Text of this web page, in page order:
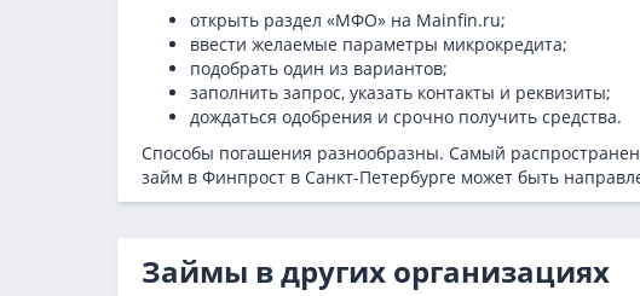
открыть раздел «МФО» на Mainfin.ru;
ввести желаемые параметры микрокредита;
подобрать один из вариантов;
заполнить запрос, указать контакты и реквизиты;
дождаться одобрения и срочно получить средства.
Способы погашения разнообразны. Самый
займ в Финпрост в Санкт-Петербурге может быть
Займы в других организациях